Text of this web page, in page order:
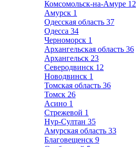
Комсомольск-на-Амуре 12
Амурск 1
Одесская область 37
Одесса 34
Черноморск 1
Архангельская область 36
Архангельск 23
Северодвинск 12
Новодвинск 1
Томская область 36
Томск 26
Асино 1
Стрежевой 1
Нур-Султан 35
Амурская область 33
Благовещенск 9